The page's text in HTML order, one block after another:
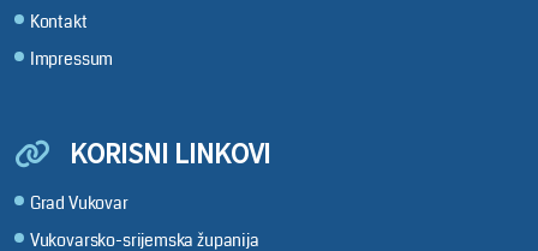
Kontakt
Impressum
KORISNI LINKOVI
Grad Vukovar
Vukovarsko-srijemska županija